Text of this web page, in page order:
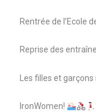
Rentrée de l’Ecole
Reprise des
Les filles et
IronWomen!